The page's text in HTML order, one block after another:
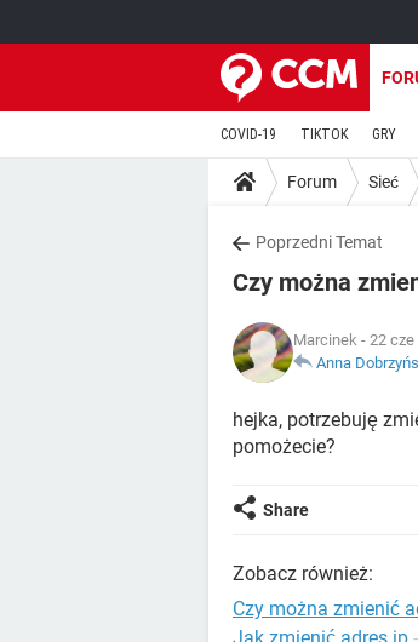
COVID-19 TIKTOK GRY
Forum Sieć
Poprzedni Temat
Czy można
Marcinek - 22 cze
Anna
hejka, potrzebuję
pomożecie?
Share
Zobacz również:
Czy można zmienić